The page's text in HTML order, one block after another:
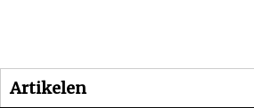
Artikelen